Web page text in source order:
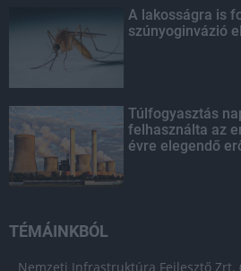
A lakosságra is
szúnyoginvázió
Túlfogyasztás
felhasználta az
évre elegendő
TÉMÁINKBÓL
Nemzeti Infrastruktúra Fejlesztő Zrt.